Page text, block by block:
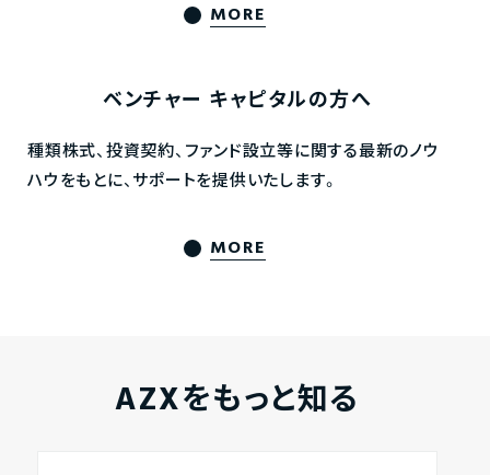
MORE
ベンチャー キャピタルの方へ
種類株式、投資契約、ファンド設立等に関する最新のノウ
ハウをもとに、サポートを提供いたします。
MORE
AZXをもっと知る